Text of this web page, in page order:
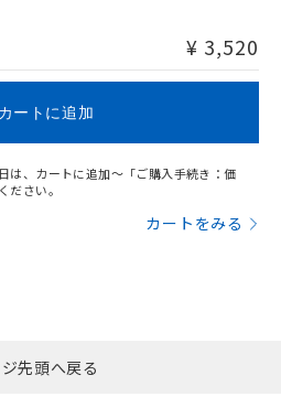
¥ 3,520
カートに追加
は、カートに追加～「ご購入手続き：価
ださい。
カートをみる
先頭へ戻る